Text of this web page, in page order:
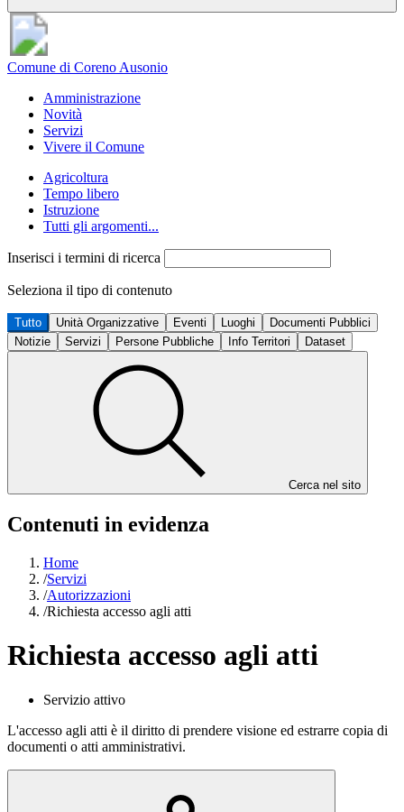
Comune di Coreno Ausonio
Amministrazione
Novità
Servizi
Vivere il Comune
Agricoltura
Tempo libero
Istruzione
Tutti gli argomenti...
Inserisci i termini di ricerca
Seleziona il tipo di contenuto
Tutto Unità Organizzative Eventi Luoghi
Documenti Pubblici
Notizie
Servizi Persone Pubbliche Info Territori Dataset
Cerca nel sito
Contenuti in evidenza
Home
/Servizi
/Autorizzazioni
/Richiesta accesso agli atti
Richiesta accesso agli atti
Servizio attivo
L'accesso agli atti è il diritto di prendere visione ed estrarre copia di
documenti o atti amministrativi.